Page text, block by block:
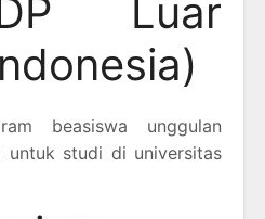
Luar
beasiswa unggulan
untuk studi di universitas